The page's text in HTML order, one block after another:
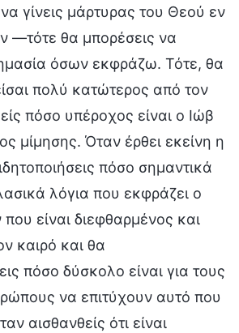
γίνεις μάρτυρας του Θεού εν
—τότε θα μπορέσεις να
όσων εκφράζω. Τότε, θα
πολύ κατώτερος από τον
πόσο υπέροχος είναι ο Ιώβ
μίμησης. Όταν έρθει εκείνη η
πόσο σημαντικά
λόγια που εκφράζει ο
είναι διεφθαρμένος και
καιρό και θα
πόσο δύσκολο είναι για τους
να επιτύχουν αυτό που
αισθανθείς ότι είναι